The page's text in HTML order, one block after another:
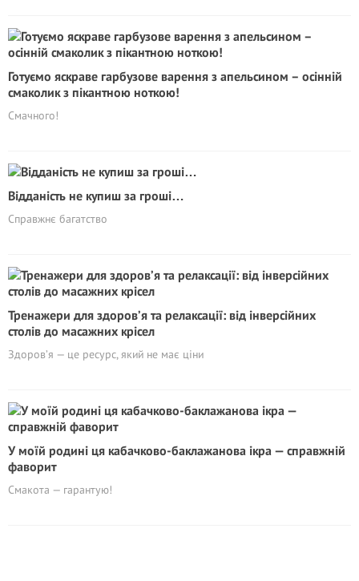
Готуємо яскраве гарбузове варення з апельсином – осінній
смаколик з пікантною ноткою!
Смачного!
Відданість не купиш за гроші…
Справжнє багатство
Тренажери для здоров’я та релаксації: від інверсійних
столів до масажних крісел
Здоров’я — це ресурс, який не має ціни
У моїй родині ця кабачково-баклажанова ікра — справжній
фаворит
Смакота — гарантую!